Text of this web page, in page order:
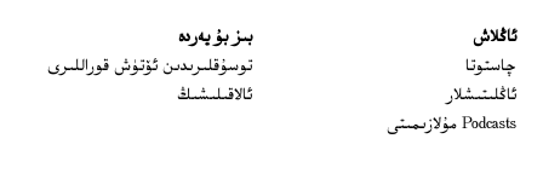
ئاڭلاش
چاستوتا
ئاڭلىتىشلار
Podcasts مۇلازىمىتى
بىز بۇ يەردە
توسۇقلىرىدىن ئۆتۈش قوراللىرى
ئالاقىلىشىڭ